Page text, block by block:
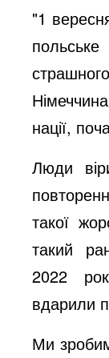
"1
нації,
Люди
такої
такий
2022
вдарили
Ми